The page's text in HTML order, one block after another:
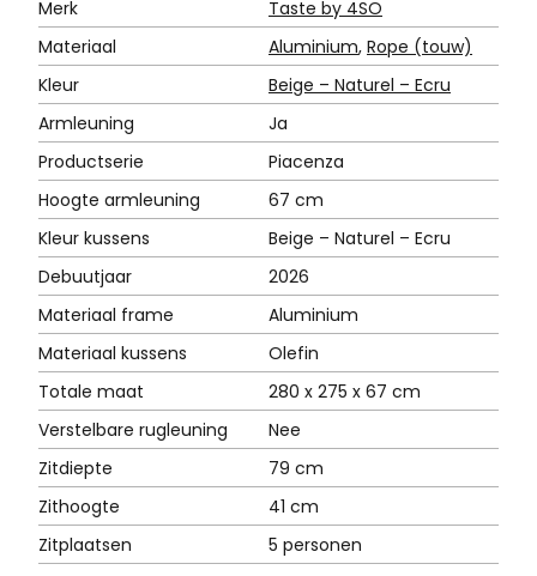
Merk
Taste by 4SO
Materiaal
Aluminium, Rope (touw)
Kleur
Beige – Naturel – Ecru
Armleuning
Ja
Productserie
Piacenza
Hoogte armleuning
67 cm
Kleur kussens
Beige – Naturel – Ecru
Debuutjaar
2026
Materiaal frame
Aluminium
Materiaal kussens
Olefin
Totale maat
280 x 275 x 67 cm
Verstelbare rugleuning
Nee
Zitdiepte
79 cm
Zithoogte
41 cm
Zitplaatsen
5 personen